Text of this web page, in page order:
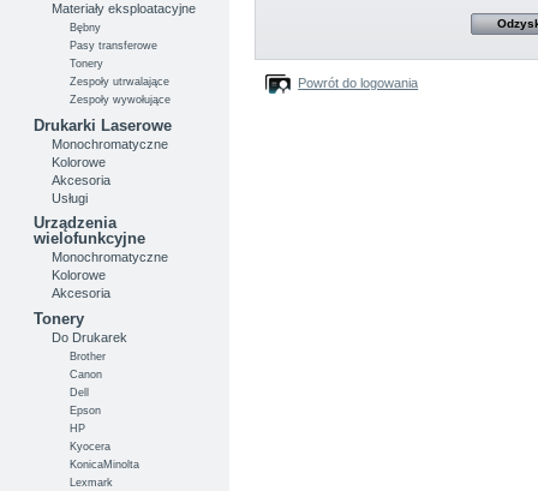
Materiały eksploatacyjne
Bębny
Pasy transferowe
Tonery
Zespoły utrwalające
Zespoły wywołujące
Drukarki Laserowe
Monochromatyczne
Kolorowe
Akcesoria
Usługi
Urządzenia
wielofunkcyjne
Monochromatyczne
Kolorowe
Akcesoria
Tonery
Do Drukarek
Brother
Canon
Dell
Epson
HP
Kyocera
KonicaMinolta
Lexmark
Powrót do logowania